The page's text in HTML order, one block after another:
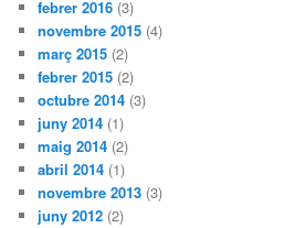
febrer 2016 (3)
novembre 2015 (4)
març 2015 (2)
febrer 2015 (2)
octubre 2014 (3)
juny 2014 (1)
maig 2014 (2)
abril 2014 (1)
novembre 2013 (3)
juny 2012 (2)